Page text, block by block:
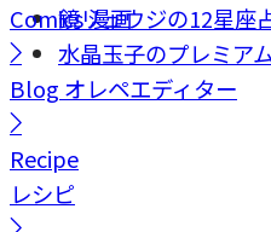
鏡リュウジの12星座
水晶玉子のプレミア
Comics漫画
Blog オレペエディター
Recipe
レシピ